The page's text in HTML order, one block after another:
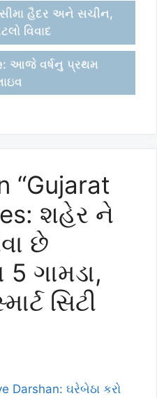
હૈદર અને સચીન,
વિવાદ
આજે વર્ષનુ પ્રથમ
“Gujarat
શહેર ને
છે
ગામડા,
સિટી
Darshan: ઘરેબેઠા કરો